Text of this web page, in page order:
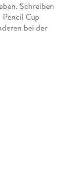
Schreiben
Pencil Cup
bei der